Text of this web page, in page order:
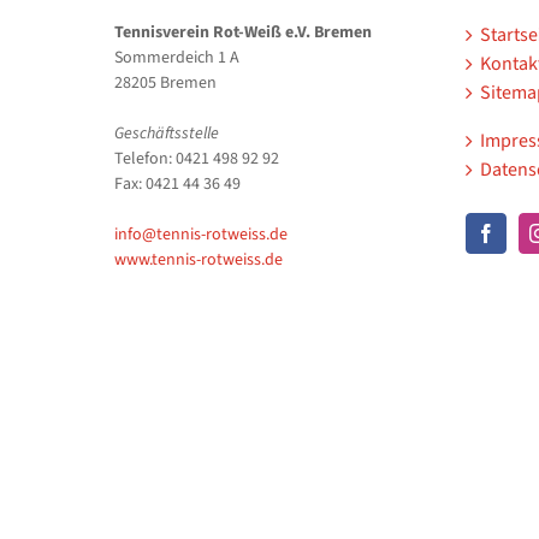
Tennisverein Rot-Weiß e.V. Bremen
Sommerdeich 1 A
28205 Bremen
Geschäftsstelle
Telefon: 0421 498 92 92
Fax: 0421 44 36 49
info@tennis-rotweiss.de
www.tennis-rotweiss.de